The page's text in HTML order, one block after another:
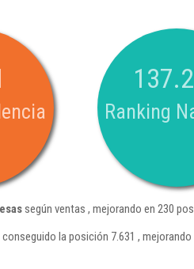
Ranking
según ventas , mejorando en 230
la posición 7.631 ,